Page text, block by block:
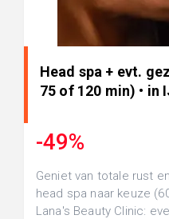
Head spa + evt.
75 of 120 min) • in
-49%
Geniet van totale rust
head spa naar keuze
Lana's Beauty Clinic: